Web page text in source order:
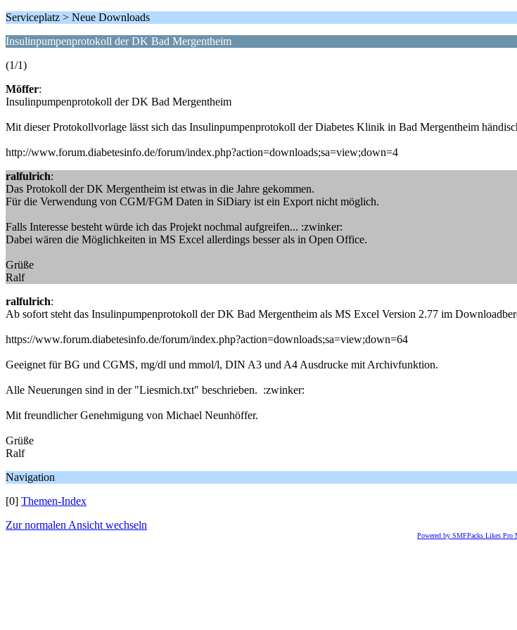
Serviceplatz > Neue Downloads
Insulinpumpenprotokoll der DK Bad Mergentheim
(1/1)
Möffer:
Insulinpumpenprotokoll der DK Bad Mergentheim
Mit dieser Protokollvorlage lässt sich das Insulinpumpenprotokoll der Diabetes Klinik in Bad Mergentheim
http://www.forum.diabetesinfo.de/forum/index.php?action=downloads;sa=view;down=4
ralfulrich:
Das Protokoll der DK Mergentheim ist etwas in die Jahre gekommen.
Für die Verwendung von CGM/FGM Daten in SiDiary ist ein Export nicht möglich.
Falls Interesse besteht würde ich das Projekt nochmal aufgreifen... :zwinker:
Dabei wären die Möglichkeiten in MS Excel allerdings besser als in Open Office.
Grüße
Ralf
ralfulrich:
Ab sofort steht das Insulinpumpenprotokoll der DK Bad Mergentheim als MS Excel Version 2.77 im
https://www.forum.diabetesinfo.de/forum/index.php?action=downloads;sa=view;down=64
Geeignet für BG und CGMS, mg/dl und mmol/l, DIN A3 und A4 Ausdrucke mit Archivfunktion.
Alle Neuerungen sind in der "Liesmich.txt" beschrieben. :zwinker:
Mit freundlicher Genehmigung von Michael Neunhöffer.
Grüße
Ralf
Navigation
[0] Themen-Index
Zur normalen Ansicht wechseln
Powered by SMFPacks Likes Pro